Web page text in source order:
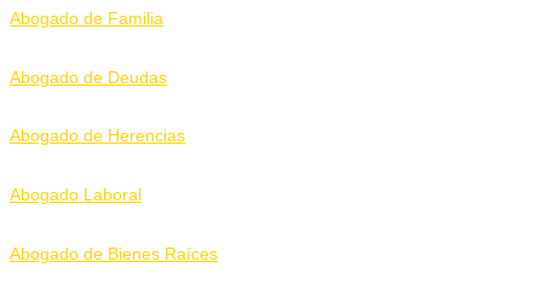
Abogado de Familia
Abogado de Deudas
Abogado de Herencias
Abogado Laboral
Abogado de Bienes Raíces